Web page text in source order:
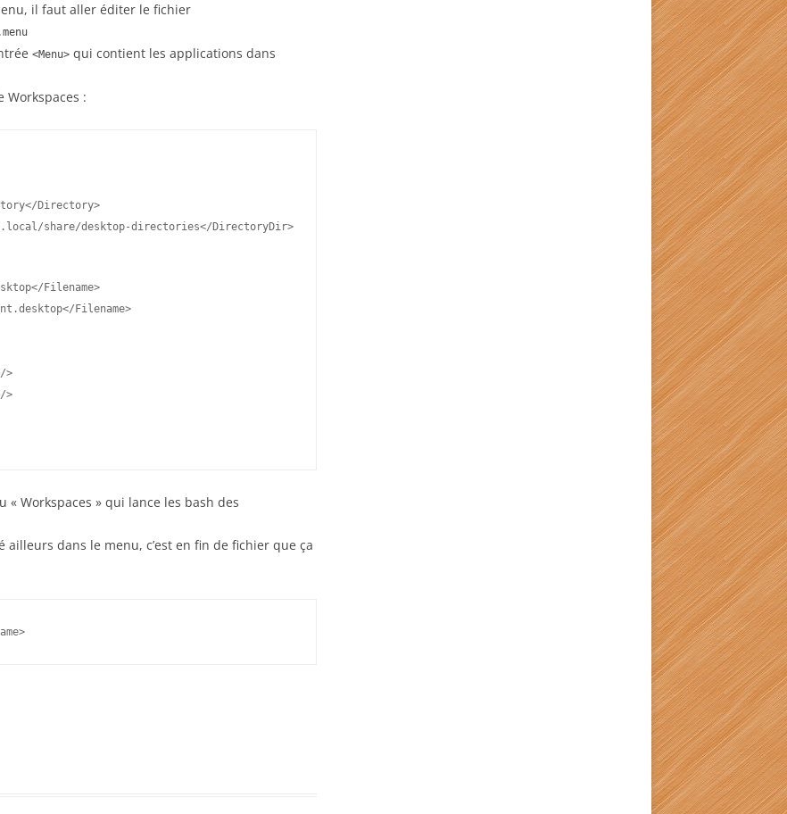
il faut aller éditer le fichier
<Menu> qui contient les applications dans
:
Directory>
share/desktop-directories</DirectoryDir>
Filename>
Filename>
>
>
Workspaces » qui lance les bash des
ailleurs dans le menu, c’est en fin de fichier que ça